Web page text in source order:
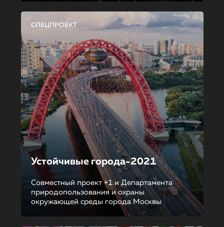
СПЕЦПРОЕКТ
Устойчивые города-2021
Совместный проект +1 и Департамента
природопользования и охраны
окружающей среды города Москвы